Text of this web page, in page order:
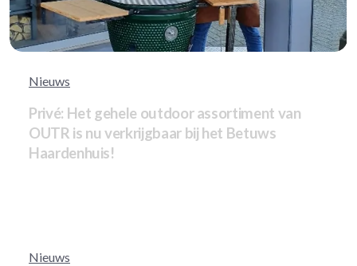
Nieuws
Privé: Het gehele outdoor assortiment van
OUTR is nu verkrijgbaar bij het Betuws
Haardenhuis!
Nieuws